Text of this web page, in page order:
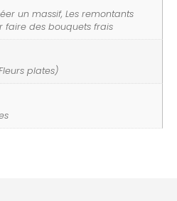
un massif, Les remontants
faire des bouquets frais
plates)